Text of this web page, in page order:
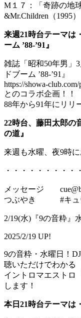
M１７：「奇跡の地
来週21時台テーマは
ーム ’88-’91』
雑誌「昭和50年男」
ドブーム ’88-’91』
https://showa-
とのコラボ企画！！
88年から91年にリリ
22時台、藤田太郎の
の道』
来週も水曜、夜9時に
・・・・・・・・・
メッセージ
つぶやき #キュ
2/19(水)『9の音粋』
2025/2/19 UP!
9の音粋・水曜日！
聴いただけでわかる
イントロマエストロ
します！
本日21時台テーマは